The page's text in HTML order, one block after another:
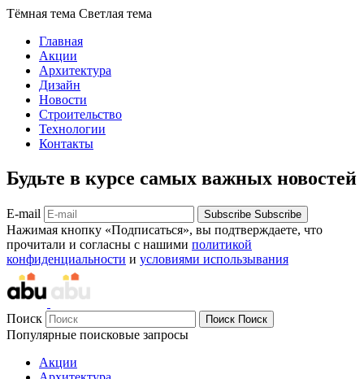
Тёмная тема Светлая тема
Главная
Акции
Архитектура
Дизайн
Новости
Строительство
Технологии
Контакты
Будьте в курсе самых важных новостей
E-mail Subscribe Subscribe
Нажимая кнопку «Подписаться», вы подтверждаете, что
прочитали и согласны с нашими политикой
конфиденциальности и условиями использывания
Поиск Поиск Поиск
Популярные поисковые запросы
Акции